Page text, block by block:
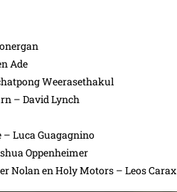
Ade
Weerasethakul
– David Lynch
– Luca Guagagnino
Oppenheimer
Nolan en Holy Motors – Leos Carax